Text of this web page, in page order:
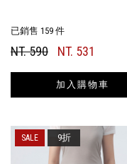
已銷售 159 件
NT. 590 NT. 531
加入購物車
9折